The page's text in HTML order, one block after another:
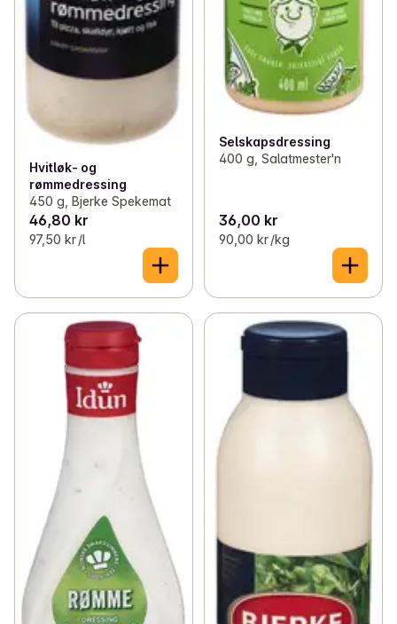
Hvitløk- og
rømmedressing
450 g, Bjerke Spekemat
46,80 kr
97,50 kr /l
Selskapsdressing
400 g, Salatmester'n
36,00 kr
90,00 kr /kg